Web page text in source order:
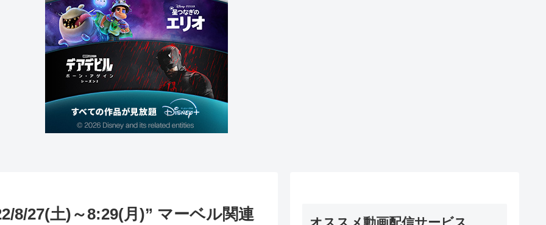
8/27(土)～8:29(月)” マーベル関連